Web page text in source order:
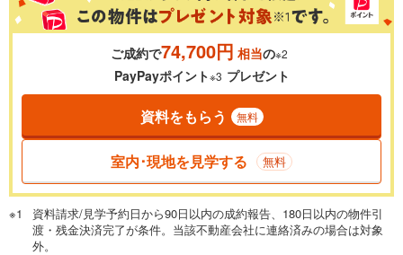
0.01%
一般的には最長35年まで借り入れ可能です。多くの金融機関
が完済時の年齢は80歳までを条件としています。
閉じる
頭金 万円
ご成約で74,700円 相当の※2
PayPayポイント※3 プレゼント
資料をもらう 無料
室内･現地を見学する 無料
資料請求/見学予約日から90日以内の成約報告、180日以内の物件引
渡・残金決済完了が条件。当該不動産会社に連絡済みの場合は対象
外。